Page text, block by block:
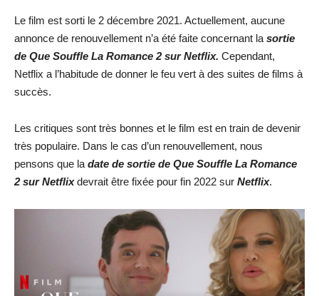
Le film est sorti le 2 décembre 2021. Actuellement, aucune
annonce de renouvellement n’a été faite concernant la sortie
de Que Souffle La Romance 2 sur Netflix. Cependant,
Netflix a l’habitude de donner le feu vert à des suites de films à
succès.
Les critiques sont très bonnes et le film est en train de devenir
très populaire. Dans le cas d’un renouvellement, nous
pensons que la date de sortie de Que Souffle La Romance
2 sur Netflixdevrait être fixée pour fin 2022 sur Netflix.